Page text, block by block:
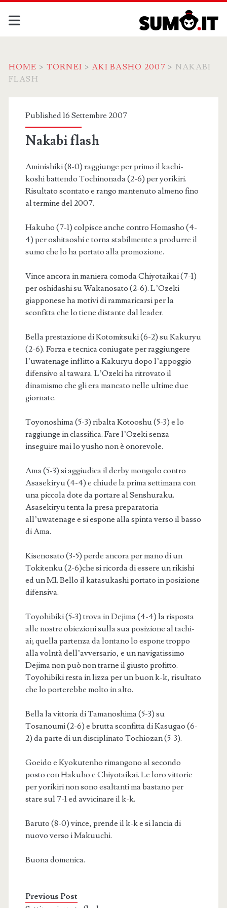
HOME > TORNEI >AKI BASHO 2007 > NAKABI
FLASH
Published 16 Settembre 2007
Nakabi flash
Aminishiki (8-0) raggiunge per primo il kachi-
koshi battendo Tochinonada (2-6) per yorikiri.
Risultato scontato e rango mantenuto almeno fino
al termine del 2007.
Hakuho (7-1) colpisce anche contro Homasho (4-
4) per oshitaoshi e torna stabilmente a produrre il
sumo che lo ha portato alla promozione.
Vince ancora in maniera comoda Chiyotaikai (7-1)
per oshidashi su Wakanosato (2-6). L’Ozeki
giapponese ha motivi di rammaricarsi per la
sconfitta che lo tiene distante dal leader.
Bella prestazione di Kotomitsuki (6-2) su Kakuryu
(2-6). Forza e tecnica coniugate per raggiungere
l’uwatenage inflitto a Kakuryu dopo l’appoggio
difensivo al tawara. L’Ozeki ha ritrovato il
dinamismo che gli era mancato nelle ultime due
giornate.
Toyonoshima (5-3) ribalta Kotooshu (5-3) e lo
raggiunge in classifica. Fare l’Ozeki senza
inseguire mai lo yusho non è onorevole.
Ama (5-3) si aggiudica il derby mongolo contro
Asasekiryu (4-4) e chiude la prima settimana con
una piccola dote da portare al Senshuraku.
Asasekiryu tenta la presa preparatoria
all’uwatenage e si espone alla spinta verso il basso
di Ama.
Kisenosato (3-5) perde ancora per mano di un
Tokitenku (2-6)che si ricorda di essere un rikishi
ed un M1. Bello il katasukashi portato in posizione
difensiva.
Toyohibiki (5-3) trova in Dejima (4-4) la risposta
alle nostre obiezioni sulla sua posizione al tachi-
ai; quella partenza da lontano lo espone troppo
alla volntà dell’avversario, e un navigatissimo
Dejima non può non trarne il giusto profitto.
Toyohibiki resta in lizza per un buon k-k, risultato
che lo porterebbe molto in alto.
Bella la vittoria di Tamanoshima (5-3) su
Tosanoumi (2-6) e brutta sconfitta di Kasugao (6-
2) da parte di un disciplinato Tochiozan (5-3).
Goeido e Kyokutenho rimangono al secondo
posto con Hakuho e Chiyotaikai. Le loro vittorie
per yorikiri non sono esaltanti ma bastano per
stare sul 7-1 ed avvicinare il k-k.
Baruto (8-0) vince, prende il k-k e si lancia di
nuovo verso i Makuuchi.
Buona domenica.
Previous Post